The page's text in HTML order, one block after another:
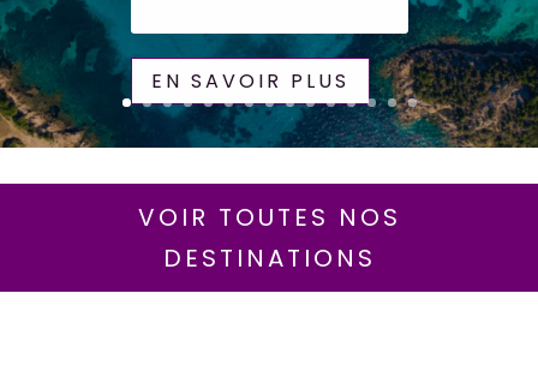
EN SAVOIR PLUS
VOIR TOUTES NOS
DESTINATIONS